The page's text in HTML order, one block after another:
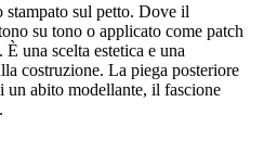
sul petto. Dove il
su tono o applicato come patch
una scelta estetica e una
costruzione. La piega posteriore
un abito modellante, il fascione